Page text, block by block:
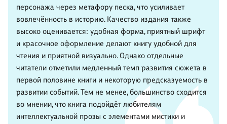
персонажа через метафору песка, что усиливает
вовлечённость в историю. Качество издания также
высоко оценивается: удобная форма, приятный шрифт
и красочное оформление делают книгу удобной для
чтения и приятной визуально. Однако отдельные
читатели отметили медленный темп развития сюжета в
первой половине книги и некоторую предсказуемость в
развитии событий. Тем не менее, большинство сходится
во мнении, что книга подойдёт любителям
интеллектуальной прозы с элементами мистики и